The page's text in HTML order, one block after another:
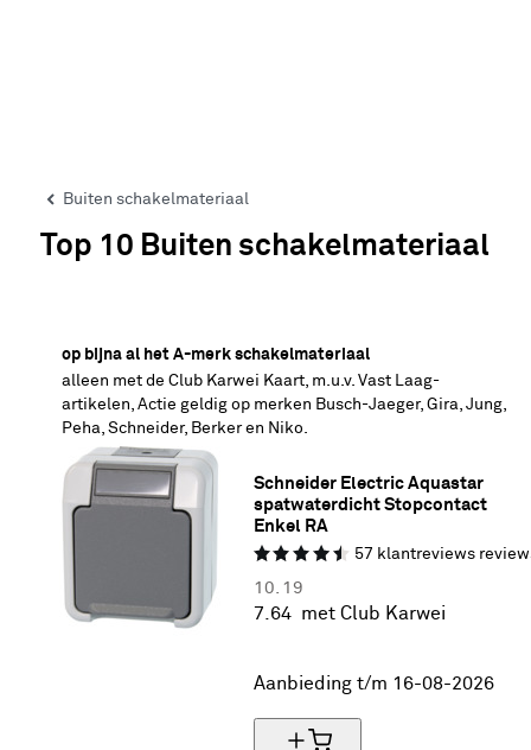
Buiten schakelmateriaal
Top 10 Buiten schakelmateriaal
op bijna al het A-merk schakelmateriaal
alleen met de Club Karwei Kaart, m.u.v. Vast Laag-
artikelen, Actie geldig op merken Busch-Jaeger, Gira, Jung,
Peha, Schneider, Berker en Niko.
Schneider Electric Aquastar
spatwaterdicht Stopcontact
Enkel RA
57 klantreviews
10. 19
7. 64 met Club Karwei
Aanbieding t/m 16-08-2026